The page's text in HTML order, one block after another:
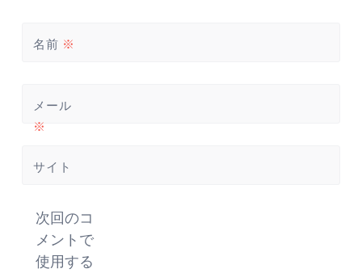
名前 ※
メール
※
サイト
次回のコ
メントで
使用する